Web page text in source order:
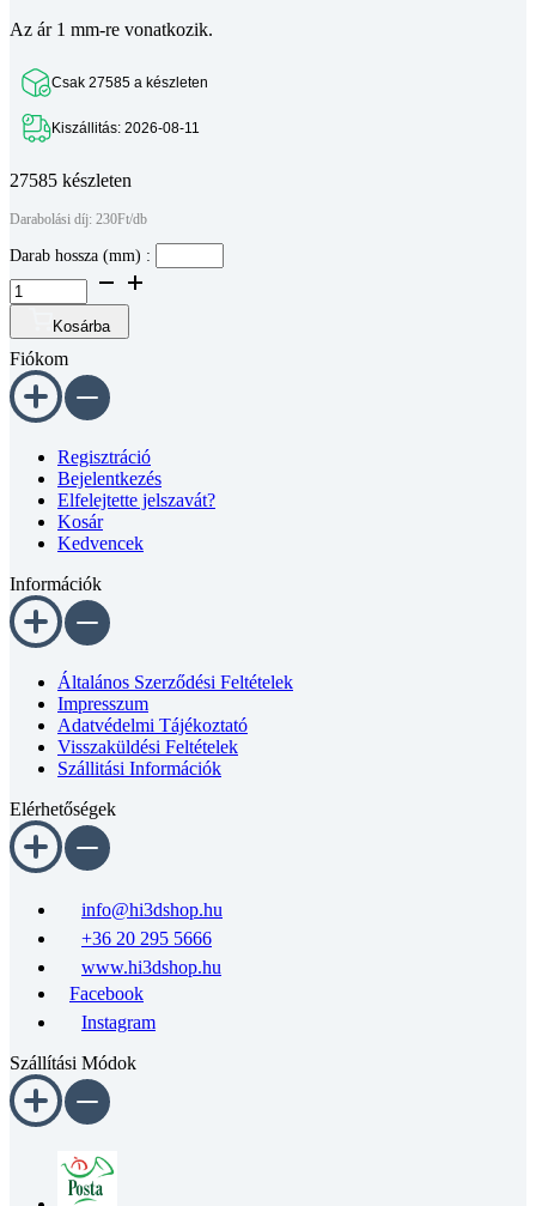
Az ár 1 mm-re vonatkozik.
Csak 27585 a készleten
Kiszállitás: 2026-08-11
27585 készleten
Darabolási díj: 230Ft/db
Darab hossza (mm) :
Bosch
komp.
aluprofil
45
x
45
mm,
könnyű
horonyméret
(méretre
vágva)
mennyiség
Kosárba
Fiókom
Regisztráció
Bejelentkezés
Elfelejtette jelszavát?
Kosár
Kedvencek
Információk
Általános Szerződési Feltételek
Impresszum
Adatvédelmi Tájékoztató
Visszaküldési Feltételek
Szállitási Információk
Elérhetőségek
info@hi3dshop.hu
+36 20 295 5666
www.hi3dshop.hu
Facebook
Instagram
Szállítási Módok